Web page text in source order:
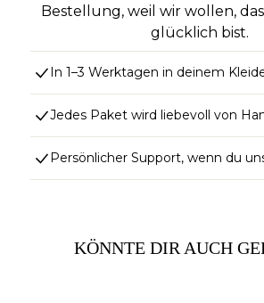
Bestellung, weil wir wollen,
glücklich bist.
In 1–3 Werktagen in deinem
Jedes Paket wird liebevoll von
Persönlicher Support, wenn du
KÖNNTE DIR AUCH